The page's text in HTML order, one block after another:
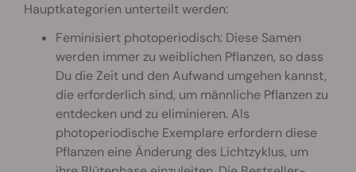
Hauptkategorien unterteilt werden:
Feminisiert photoperiodisch: Diese Samen
werden immer zu weiblichen Pflanzen, so dass
Du die Zeit und den Aufwand umgehen kannst,
die erforderlich sind, um männliche Pflanzen zu
entdecken und zu eliminieren. Als
photoperiodische Exemplare erfordern diese
Pflanzen eine Änderung des Lichtzyklus, um